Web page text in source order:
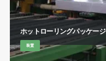
ホットローリングパッケージ
装置